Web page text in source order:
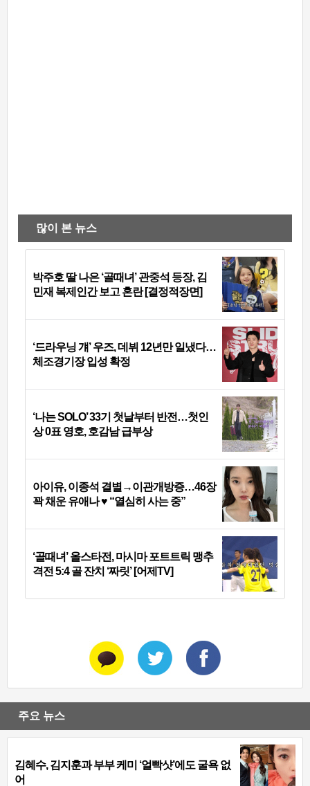
많이 본 뉴스
박주호 딸 나은 ‘골때녀’ 관중석 등장, 김
민재 복제인간 보고 혼란 [결정적장면]
‘드라우닝 걔’ 우즈, 데뷔 12년만 일냈다…
체조경기장 입성 확정
‘나는 SOLO’ 33기 첫날부터 반전…첫인
상 0표 영호, 호감남 급부상
아이유, 이종석 결별→이관개방증…46장
꽉 채운 유애나 ♥ “열심히 사는 중”
‘골때녀’ 올스타전, 마시마 포트트릭 맹추
격전 5:4 골 잔치 ‘짜릿’ [어제TV]
주요 뉴스
김혜수, 김지훈과 부부 케미 ‘얼빡샷’에도 굴욕 없
어